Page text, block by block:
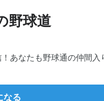
野球道
あなたも野球通の仲間入
なる